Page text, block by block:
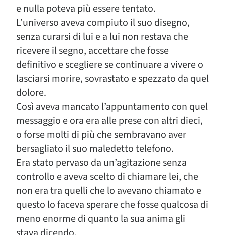
e nulla poteva più essere tentato.
L’universo aveva compiuto il suo disegno,
senza curarsi di lui e a lui non restava che
ricevere il segno, accettare che fosse
definitivo e scegliere se continuare a vivere o
lasciarsi morire, sovrastato e spezzato da quel
dolore.
Così aveva mancato l’appuntamento con quel
messaggio e ora era alle prese con altri dieci,
o forse molti di più che sembravano aver
bersagliato il suo maledetto telefono.
Era stato pervaso da un’agitazione senza
controllo e aveva scelto di chiamare lei, che
non era tra quelli che lo avevano chiamato e
questo lo faceva sperare che fosse qualcosa di
meno enorme di quanto la sua anima gli